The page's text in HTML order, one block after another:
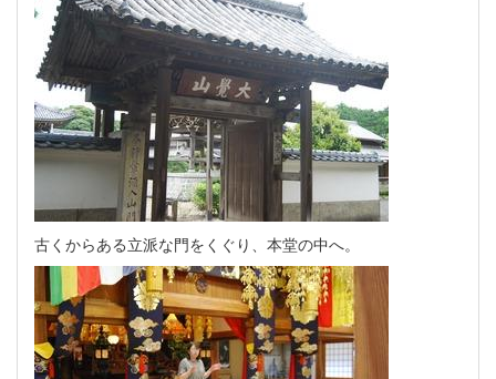
古くからある立派な門をくぐり、本堂の中へ。